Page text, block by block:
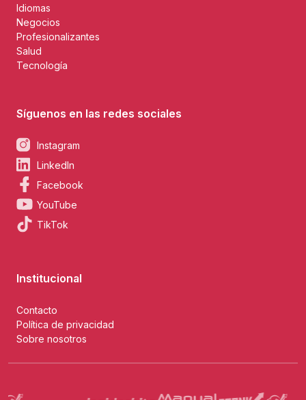
Idiomas
Negocios
Profesionalizantes
Salud
Tecnología
Síguenos en las redes sociales
Instagram
LinkedIn
Facebook
YouTube
TikTok
Institucional
Contacto
Política de privacidad
Sobre nosotros